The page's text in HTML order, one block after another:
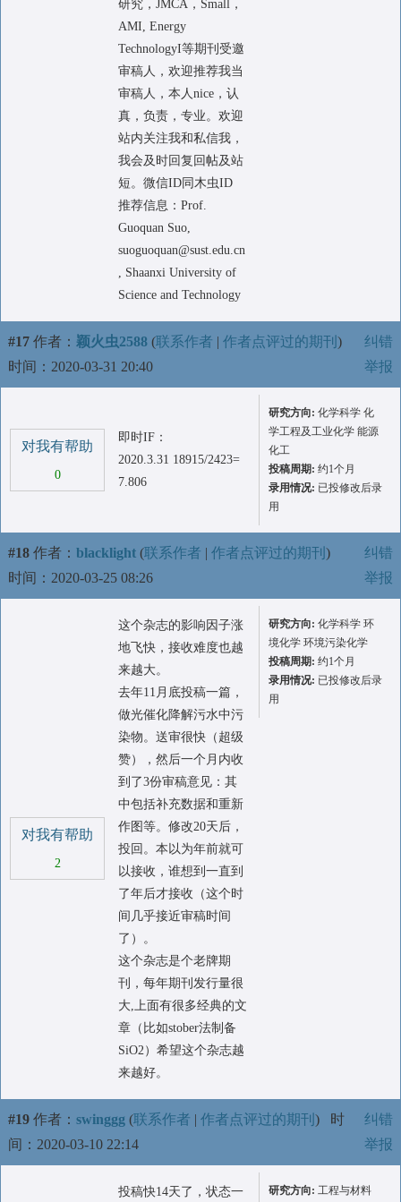
研究，JMCA，Small，
AMI, Energy
TechnologyI等期刊受邀
审稿人，欢迎推荐我当
审稿人，本人nice，认
真，负责，专业。欢迎
站内关注我和私信我，
我会及时回复回帖及站
短。微信ID同木虫ID
推荐信息：Prof.
Guoquan Suo,
suoguoquan@sust.edu.cn
, Shaanxi University of
Science and Technology
#17 作者： 颖火虫2588 (联系作者 | 作者点评过的期刊 )
时间：2020-03-31 20:40
纠错
举报
对我有帮助
0
即时IF：
2020.3.31 18915/2423=
7.806
研究方向: 化学科学 化
学工程及工业化学 能源
化工
投稿周期: 约1个月
录用情况: 已投修改后录
用
#18 作者： blacklight (联系作者 | 作者点评过的期刊 )
时间：2020-03-25 08:26
纠错
举报
对我有帮助
2
这个杂志的影响因子涨
地飞快，接收难度也越
来越大。
去年11月底投稿一篇，
做光催化降解污水中污
染物。送审很快（超级
赞），然后一个月内收
到了3份审稿意见：其
中包括补充数据和重新
作图等。修改20天后，
投回。本以为年前就可
以接收，谁想到一直到
了年后才接收（这个时
间几乎接近审稿时间
了）。
这个杂志是个老牌期
刊，每年期刊发行量很
大,上面有很多经典的文
章（比如stober法制备
SiO2）希望这个杂志越
来越好。
研究方向: 化学科学 环
境化学 环境污染化学
投稿周期: 约1个月
录用情况: 已投修改后录
用
#19 作者： swinggg (联系作者 | 作者点评过的期刊 ) 时
间：2020-03-10 22:14
纠错
举报
投稿快14天了，状态一
研究方向: 工程与材料